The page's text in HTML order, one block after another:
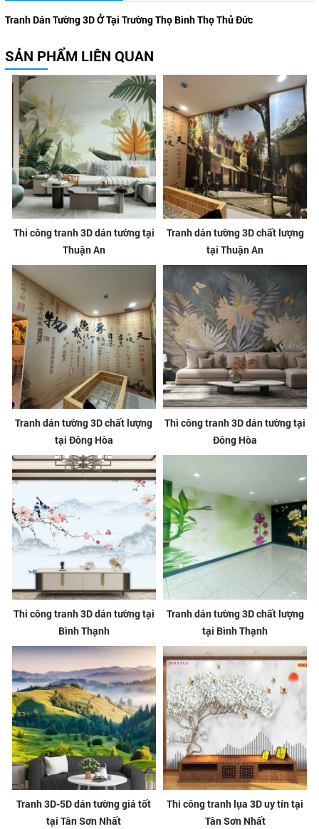
Tranh Dán Tường 3D Ở Tại Trường Thọ Bình Thọ Thủ Đức
SẢN PHẨM LIÊN QUAN
Thi công tranh 3D dán tường tại
Thuận An
Tranh dán tường 3D chất lượng
tại Thuận An
Tranh dán tường 3D chất lượng
tại Đông Hòa
Thi công tranh 3D dán tường tại
Đông Hòa
Thi công tranh 3D dán tường tại
Bình Thạnh
Tranh dán tường 3D chất lượng
tại Bình Thạnh
Tranh 3D-5D dán tường giá tốt
tại Tân Sơn Nhất
Thi công tranh lụa 3D uy tín tại
Tân Sơn Nhất